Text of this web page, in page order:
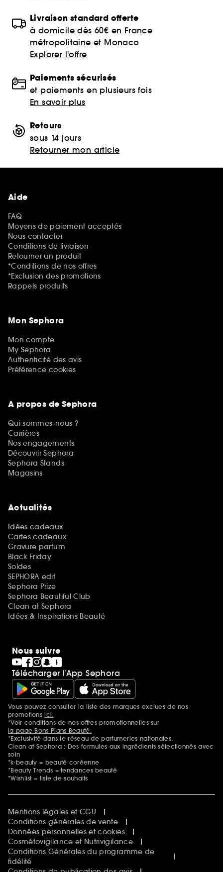
Livraison standard offerte
à domicile dès 60€ en France
métropolitaine et Monaco
Explorer l'offre
Paiements sécurisés
et paiements en plusieurs fois
En savoir plus
Retours
sous 14 jours
Retourner mon article
Aide
FAQ
Moyens de paiement acceptés
Nous contacter
Conditions de livraison
Retourner un produit
*Conditions de nos offres
*Exclusion des promotions
Rappels produits
Mon Sephora
Mon compte
My Sephora
Authenticité des avis
Préférence cookies
A propos de Sephora
Qui sommes-nous ?
Carrières
Nos engagements
Découvrir Sephora
Sephora Stands
Magasins
Actualités
Idées cadeaux
Cartes cadeaux
Gravure parfum
Black Friday
Soldes
SEPHORA edit
Sephora Prize
Sephora Beautiful Club
Clean at Sephora
Idées & Inspirations Beauté
Nous suivre
Télécharger l’App Sephora
Mentions additionnelles
Vous pouvez consulter la liste des marques exclues de nos
promotionsici.
*Voir conditions de nos offres promotionnelles sur
la page Bons Plans Beauté.
*Exclusivité dans le réseau de parfumeries nationales.
Clean at Sephora : Des formules aux ingrédients sélectionnés avec
soin
*k-beauty = beauté coréenne
*Beauty Trends = tendances beauté
*Wishlist = liste de souhaits
Mentions légales et CGU
Conditions générales de vente
Données personnelles et cookies
Cosmétovigilance et Nutrivigilance
Conditions Générales du programme de
fidélité